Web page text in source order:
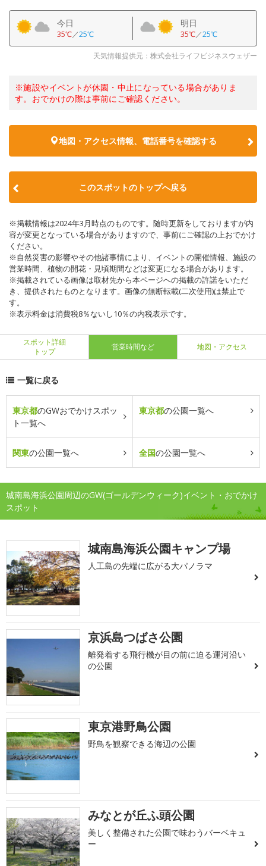
今日
35℃／25℃
明日
35℃／25℃
天気情報提供元：株式会社ライフビジネスウェザー
※施設やイベントが休園・中止になっている場合がありま
す。おでかけの際は事前にご確認ください。
地図・アクセス情報、電話番号を確認する
このスポットのトップへ戻る
※掲載情報は2024年3月時点のものです。随時更新をしておりますが内
容が変更となっている場合がありますので、事前にご確認の上おでかけ
ください。
※自然災害の影響やその他諸事情により、イベントの開催情報、施設の
営業時間、植物の開花・見頃期間などは変更になる場合があります。
※掲載されている画像は取材先から本ページへの掲載の許諾をいただ
き、提供されたものとなります。画像の無断転載(二次使用)は禁止で
す。
※表示料金は消費税8％ないし10％の内税表示です。
スポット詳細
トップ
営業時間など 地図・アクセス
一覧に戻る
東京都のGWおでかけスポッ
ト一覧へ
東京都の公園一覧へ
関東の公園一覧へ 全国の公園一覧へ
城南島海浜公園周辺のGW(ゴールデンウィーク)イベント・おでかけ
スポット
城南島海浜公園キャンプ場
人工島の先端に広がる大パノラマ
京浜島つばさ公園
離発着する飛行機が目の前に迫る運河沿い
の公園
東京港野鳥公園
野鳥を観察できる海辺の公園
みなとが丘ふ頭公園
美しく整備された公園で味わうバーベキュ
ー